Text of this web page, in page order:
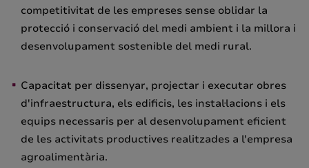
competitivitat de les empreses sense oblidar la
protecció i conservació del medi ambient i la millora i
desenvolupament sostenible del medi rural.
Capacitat per dissenyar, projectar i executar obres
d'infraestructura, els edificis, les instal·lacions i els
equips necessaris per al desenvolupament eficient
de les activitats productives realitzades a l'empresa
agroalimentària.